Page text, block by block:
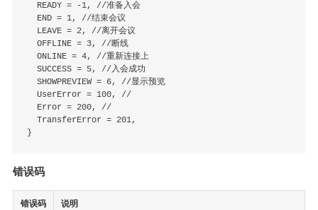
  READY = -1, //准备入会
  END = 1, //结束会议
  LEAVE = 2, //离开会议
  OFFLINE = 3, //断线
  ONLINE = 4, //重新连接上
  SUCCESS = 5, //入会成功
  SHOWPREVIEW = 6, //显示预览
  UserError = 100, //
  Error = 200, //
  TransferError = 201,
错误码
错误码 说明